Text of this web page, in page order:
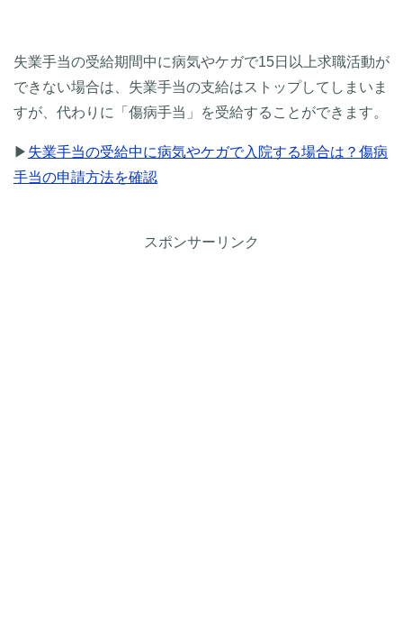
失業手当の受給期間中に病気やケガで15日以上求職活動が
できない場合は、失業手当の支給はストップしてしまいま
すが、代わりに「傷病手当」を受給することができます。
▶ 失業手当の受給中に病気やケガで入院する場合は？傷病
手当の申請方法を確認
スポンサーリンク